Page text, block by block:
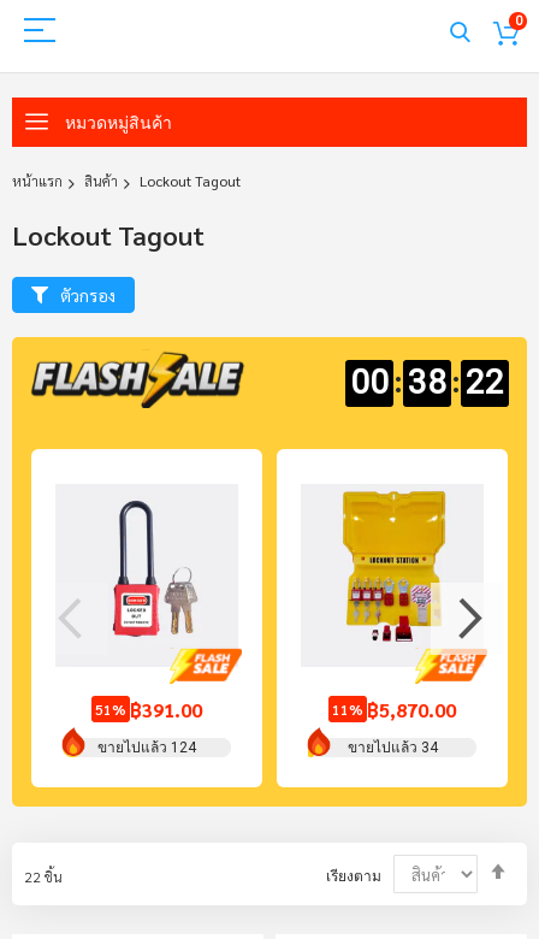
0
หมวดหมู่สินค้า
หน้าแรก สินค้า Lockout Tagout
Lockout Tagout
00: 38: 21
51% ฿391.00
ขายไปแล้ว 124
11% ฿5,870.00
ขายไปแล้ว 34
22 ชิ้น เรียงตาม
ตัวกรอง